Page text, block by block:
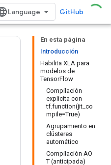
GitHub
En esta página
Introducción
Habilita XLA para
modelos de
TensorFlow
Compilación
explícita con
tf.function(jit_co
mpile=True)
Agrupamiento en
clústeres
automático
Compilación AO
T (anticipada)